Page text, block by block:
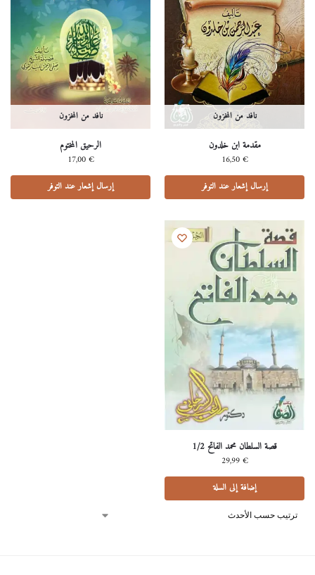
نافد من المخزون
مقدمة ابن خلدون
16,50€
إرسال إشعار عند التوفر
نافد من المخزون
الرحيق المختوم
17,00€
إرسال إشعار عند التوفر
قصة السلطان محمد الفاتح 1/2
29,99€
إضافة إلى السلة